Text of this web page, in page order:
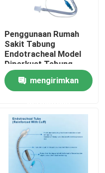
Penggunaan Rumah
Sakit Tabung
Endotracheal Model
Diperkuat Tabung
Endotracheal hidung
yang sudah dibentuk
sekali pakai dengan
mengirimkan